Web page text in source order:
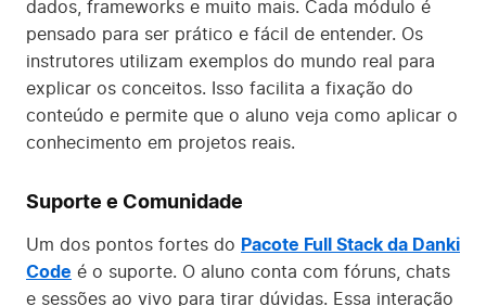
dados, frameworks e muito mais. Cada módulo é
pensado para ser prático e fácil de entender. Os
instrutores utilizam exemplos do mundo real para
explicar os conceitos. Isso facilita a fixação do
conteúdo e permite que o aluno veja como aplicar o
conhecimento em projetos reais.
Suporte e Comunidade
Um dos pontos fortes do Pacote Full Stack da Danki
Code é o suporte. O aluno conta com fóruns, chats
e sessões ao vivo para tirar dúvidas. Essa interação